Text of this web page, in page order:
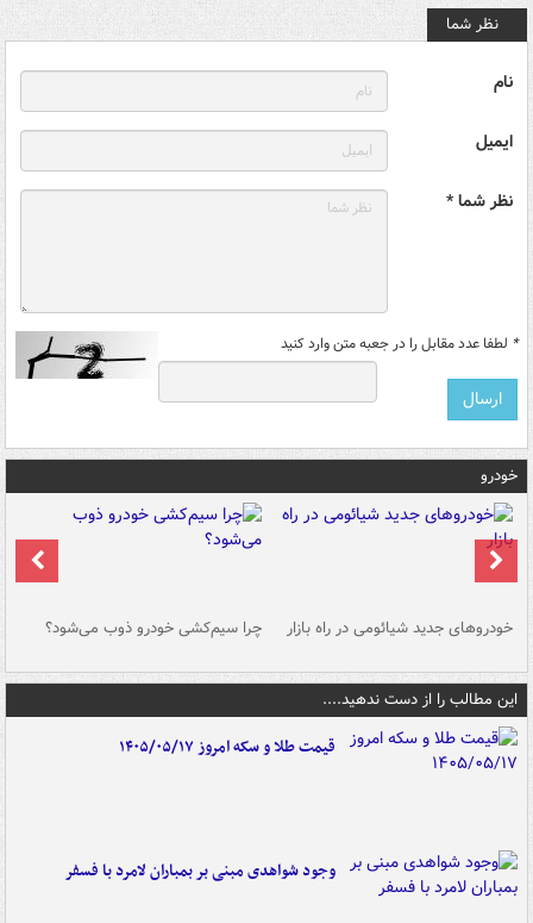
نظر شما
نام
ایمیل
نظر شما *
* لطفا عدد مقابل را در جعبه متن وارد کنید
خودرو
خودروهای جدید شیائومی در راه بازار چرا سیم‌کشی خودرو ذوب می‌شود؟
این مطالب را از دست ندهید....
قیمت طلا و سکه امروز ۱۴۰۵/۰۵/۱۷
وجود شواهدی مبنی بر بمباران لامرد با فسفر